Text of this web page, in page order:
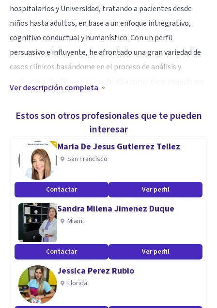
hospitalarios y Universidad, tratando a pacientes desde
niños hasta adultos, en base a un enfoque intregrativo,
cognitivo conductual y humanístico. Con un perfil
persuasivo e influyente, he afrontado una gran variedad de
casos clínicos basándome en el proceso de análisis y
Especialidad
ansiedad, duelo, eventos traumáticos, cualquier tipo de
dependencia (emocionales, económicas, sexuales, etc),
problemas de conducta, adicciones y dificultades con el
sueño.
Aptitudes
Me considero una persona humanista ya que me gusta ser
empática y asertiva con la finalidad de crear con mis
pacientes un entorno de confianza y confidencialidad.
Ver descripción completa
Estos son otros profesionales que te pueden
interesar
Maria De Jesus Gutierrez Tellez
San Francisco
Contactar Ver perfil
Sandra Milena Jimenez Duque
Miami
Contactar Ver perfil
Jessica Perez Rubio
Florida